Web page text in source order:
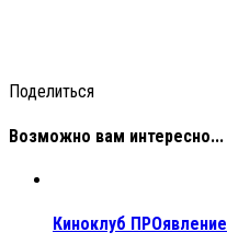
Поделиться
Возможно вам интересно...
Киноклуб ПРОявление